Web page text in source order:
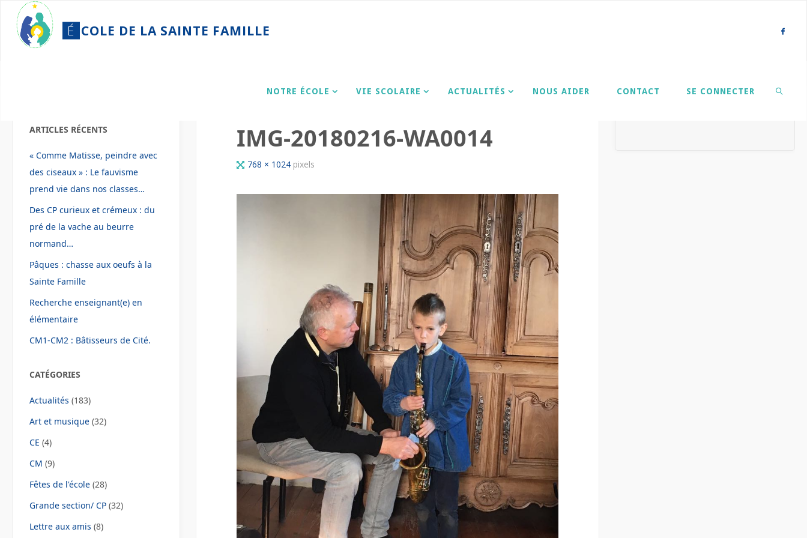
content
É COLE DE LA SAINTE FAMILLE
NOTRE ÉCOLE VIE SCOLAIRE ACTUALITÉS NOUS AIDER CONTACT SE CONNECTER
IMG-20180216-WA0014
Full768 × 1024 pixels
ARTICLES RÉCENTS
« Comme Matisse, peindre avec
des ciseaux » : Le fauvisme
prend vie dans nos classes…
Des CP curieux et crémeux : du
pré de la vache au beurre
normand…
Pâques : chasse aux oeufs à la
Sainte Famille
Recherche enseignant(e) en
élémentaire
CM1-CM2 : Bâtisseurs de Cité.
CATÉGORIES
Actualités (183)
Art et musique (32)
CE (4)
CM (9)
Fêtes de l'école (28)
Grande section/ CP (32)
Lettre aux amis (8)